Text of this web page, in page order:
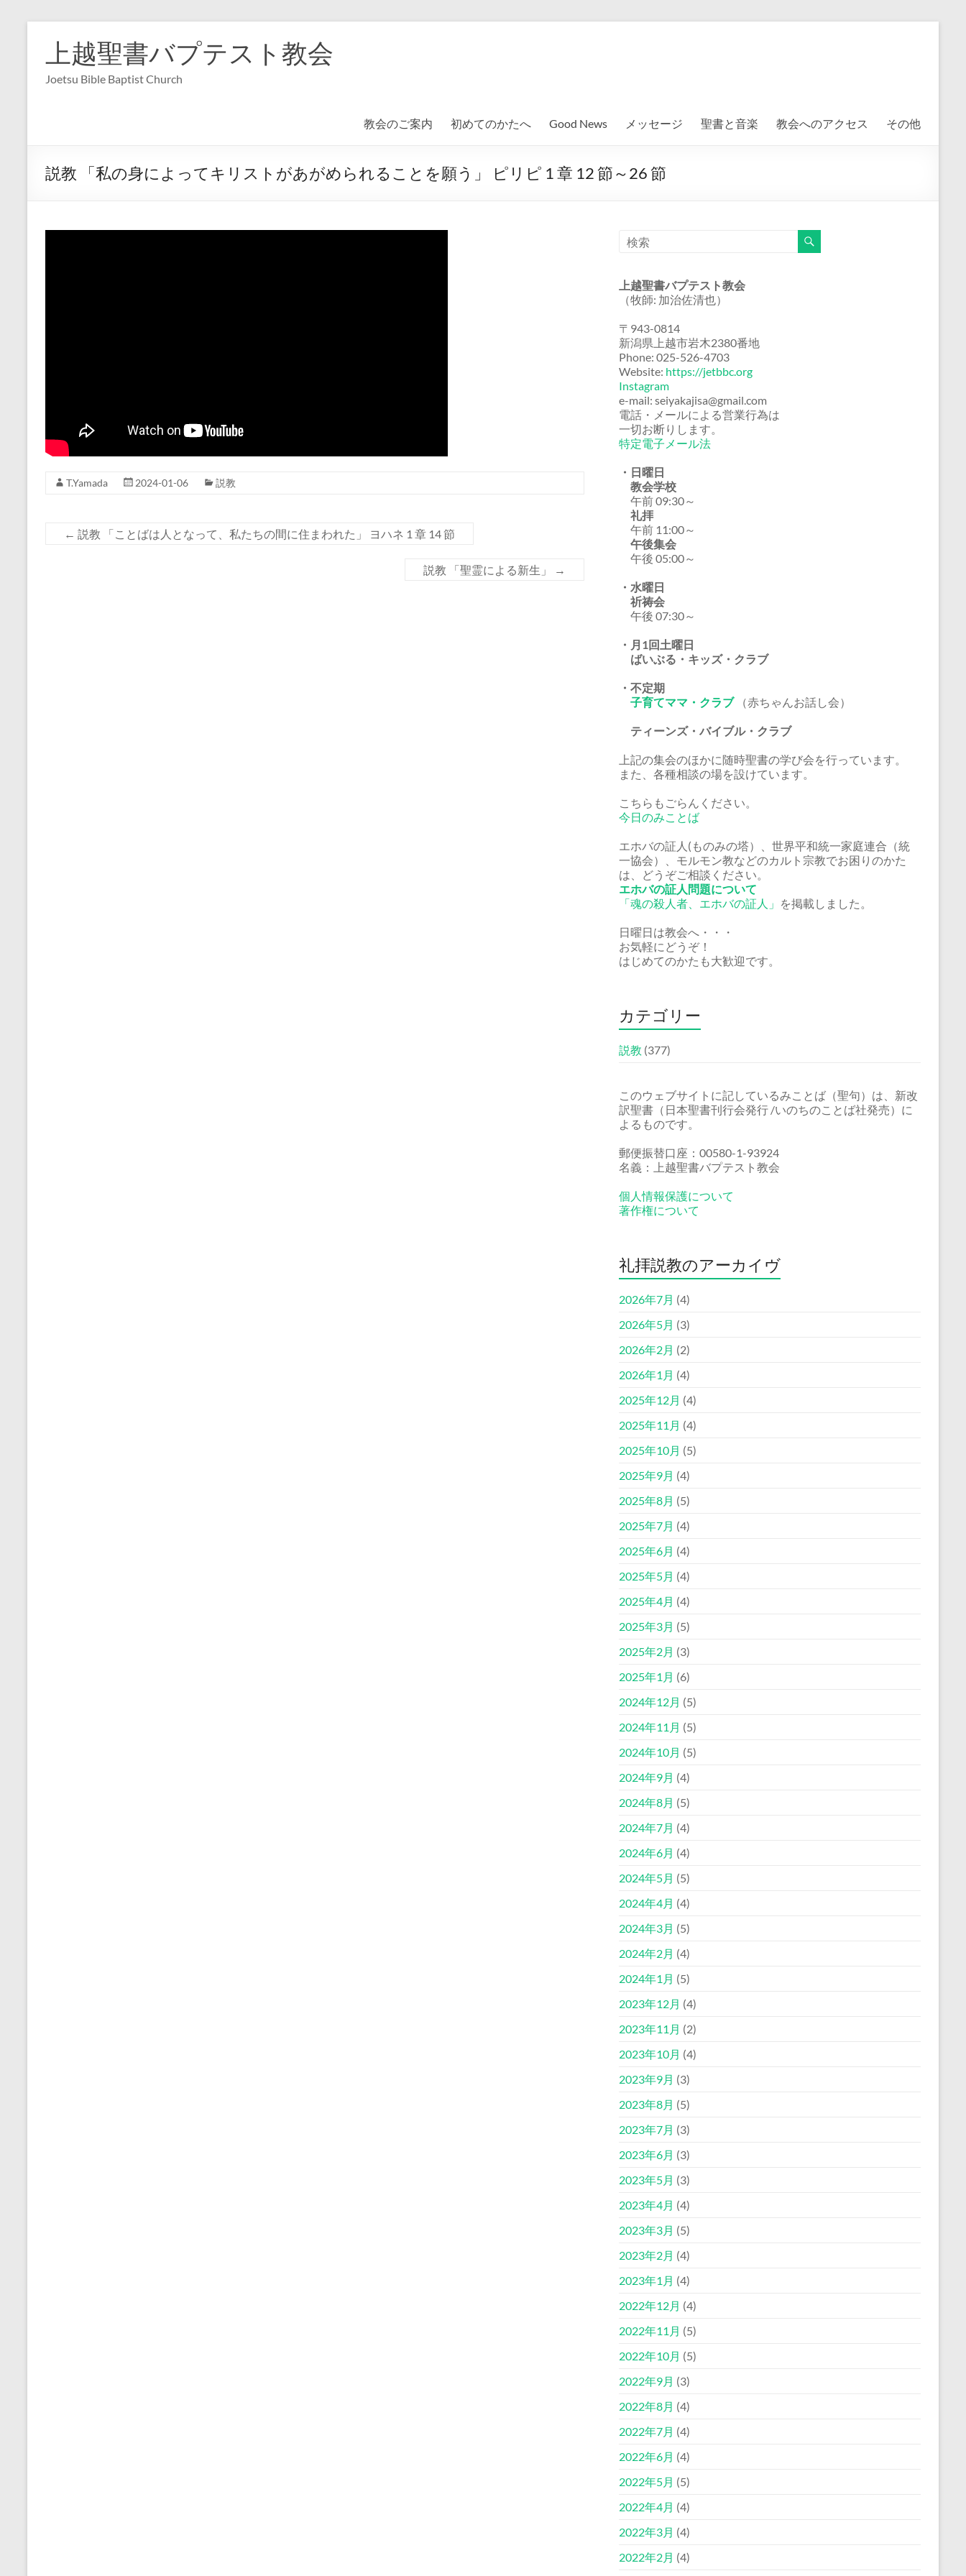
上越聖書バプテスト教会
Joetsu Bible Baptist Church
教会のご案内 初めてのかたへ Good News メッセージ 聖書と音楽 教会へのアクセス その他
説教 「私の身によってキリストがあがめられることを願う」 ピリピ 1 章 12 節～26 節
T.Yamada 2024-01-06 説教
← 説教 「ことばは人となって、私たちの間に住まわれた」 ヨハネ 1 章 14 節
説教 「聖霊による新生」 →
上越聖書バプテスト教会
（牧師: 加治佐清也）
〒943-0814
新潟県上越市岩木2380番地
Phone: 025-526-4703
Website: https://jetbbc.org
Instagram
e-mail: seiyakajisa@gmail.com
電話・メールによる営業行為は
一切お断りします。
特定電子メール法
・日曜日
教会学校
午前 09:30～
礼拝
午前 11:00～
午後集会
午後 05:00～
・水曜日
祈祷会
午後 07:30～
・月1回土曜日
ばいぶる・キッズ・クラブ
・不定期
子育てママ・クラブ（赤ちゃんお話し会）
ティーンズ・バイブル・クラブ
上記の集会のほかに随時聖書の学び会を行っています。
また、各種相談の場を設けています。
こちらもごらんください。
今日のみことば
エホバの証人(ものみの塔）、世界平和統一家庭連合（統
一協会）、モルモン教などのカルト宗教でお困りのかた
は、どうぞご相談ください。
エホバの証人問題について
「魂の殺人者、エホバの証人」 を掲載しました。
日曜日は教会へ・・・
お気軽にどうぞ！
はじめてのかたも大歓迎です。
カテゴリー
説教 (377)
このウェブサイトに記しているみことば（聖句）は、新改
訳聖書（日本聖書刊行会発行 /いのちのことば社発売）に
よるものです。
郵便振替口座：00580-1-93924
名義：上越聖書バプテスト教会
個人情報保護について
著作権について
礼拝説教のアーカイヴ
2026年7月 (4)
2026年5月 (3)
2026年2月 (2)
2026年1月 (4)
2025年12月 (4)
2025年11月 (4)
2025年10月 (5)
2025年9月 (4)
2025年8月 (5)
2025年7月 (4)
2025年6月 (4)
2025年5月 (4)
2025年4月 (4)
2025年3月 (5)
2025年2月 (3)
2025年1月 (6)
2024年12月 (5)
2024年11月 (5)
2024年10月 (5)
2024年9月 (4)
2024年8月 (5)
2024年7月 (4)
2024年6月 (4)
2024年5月 (5)
2024年4月 (4)
2024年3月 (5)
2024年2月 (4)
2024年1月 (5)
2023年12月 (4)
2023年11月 (2)
2023年10月 (4)
2023年9月 (3)
2023年8月 (5)
2023年7月 (3)
2023年6月 (3)
2023年5月 (3)
2023年4月 (4)
2023年3月 (5)
2023年2月 (4)
2023年1月 (4)
2022年12月 (4)
2022年11月 (5)
2022年10月 (5)
2022年9月 (3)
2022年8月 (4)
2022年7月 (4)
2022年6月 (4)
2022年5月 (5)
2022年4月 (4)
2022年3月 (4)
2022年2月 (4)